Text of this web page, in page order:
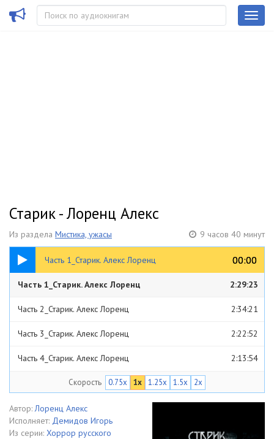
Старик - Лоренц Алекс
Из раздела Мистика, ужасы 9 часов 40 минут
Часть 1_Старик. Алекс Лоренц 00:00
00:00
2:29:23
Часть 1_Старик. Алекс Лоренц 2:29:23
Часть 2_Старик. Алекс Лоренц 2:34:21
Часть 3_Старик. Алекс Лоренц 2:22:52
Часть 4_Старик. Алекс Лоренц 2:13:54
Скорость 0.75x 1x 1.25x 1.5x 2x
Автор: Лоренц Алекс
Исполняет: Демидов Игорь
Из серии: Хоррор русского